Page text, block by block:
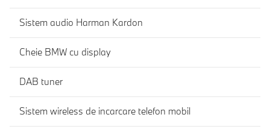
Sistem audio Harman Kardon
Cheie BMW cu display
DAB tuner
Sistem wireless de incarcare telefon mobil